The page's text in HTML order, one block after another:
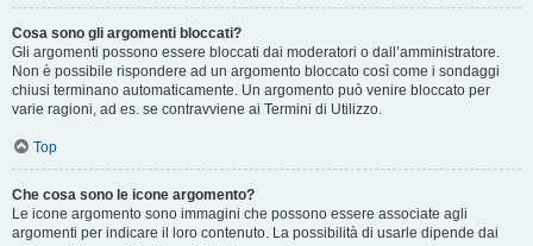
Cosa sono gli argomenti bloccati?
Gli argomenti possono essere bloccati dai moderatori o dall’amministratore.
Non è possibile rispondere ad un argomento bloccato così come i sondaggi
chiusi terminano automaticamente. Un argomento può venire bloccato per
varie ragioni, ad es. se contravviene ai Termini di Utilizzo.
Top
Che cosa sono le icone argomento?
Le icone argomento sono immagini che possono essere associate agli
argomenti per indicare il loro contenuto. La possibilità di usarle dipende dai